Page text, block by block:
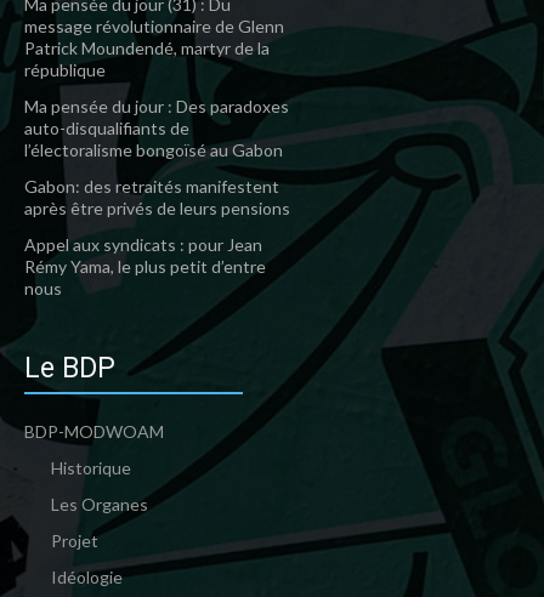
message révolutionnaire de Glenn
Patrick Moundendé, martyr de la
république
Ma pensée du jour : Des paradoxes
auto-disqualifiants de
l’électoralisme bongoïsé au Gabon
Gabon: des retraités manifestent
après être privés de leurs pensions
Appel aux syndicats : pour Jean
Rémy Yama, le plus petit d’entre
nous
Le BDP
BDP-MODWOAM
Historique
Les Organes
Projet
Idéologie